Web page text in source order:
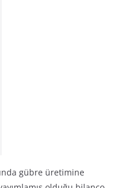
gübre üretimine